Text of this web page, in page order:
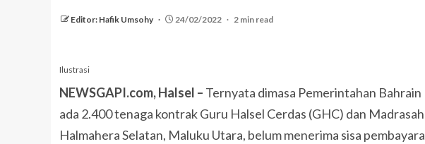
Editor: Hafik Umsohy 24/02/2022 2 min read
Ilustrasi
NEWSGAPI.com, Halsel – Ternyata dimasa Pemerintahan Bahrain
ada 2.400 tenaga kontrak Guru Halsel Cerdas (GHC) dan
Halmahera Selatan, Maluku Utara, belum menerima sisa